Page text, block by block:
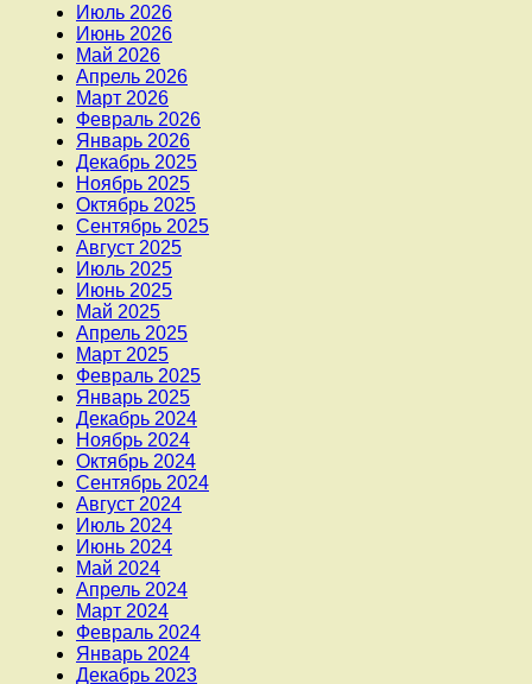
Июль 2026
Июнь 2026
Май 2026
Апрель 2026
Март 2026
Февраль 2026
Январь 2026
Декабрь 2025
Ноябрь 2025
Октябрь 2025
Сентябрь 2025
Август 2025
Июль 2025
Июнь 2025
Май 2025
Апрель 2025
Март 2025
Февраль 2025
Январь 2025
Декабрь 2024
Ноябрь 2024
Октябрь 2024
Сентябрь 2024
Август 2024
Июль 2024
Июнь 2024
Май 2024
Апрель 2024
Март 2024
Февраль 2024
Январь 2024
Декабрь 2023